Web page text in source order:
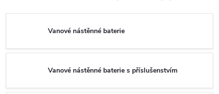
Vanové nástěnné baterie
Vanové nástěnné baterie s příslušenstvím